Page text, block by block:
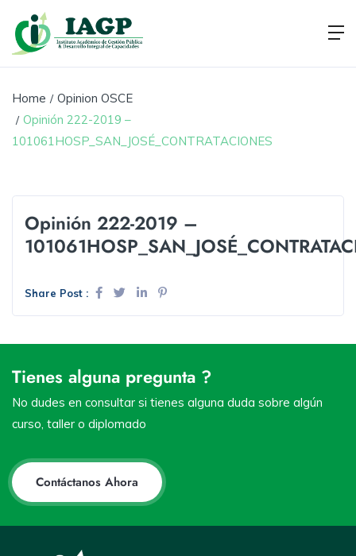
Home
Opinion OSCE
Opinión 222-2019 –
101061HOSP_SAN_JOSÉ_CONTRATACIONES
Opinión 222-2019 –
Share Post :
Tienes alguna pregunta ?
No dudes en consultar si tienes alguna duda sobre algún
curso, taller o diplomado
Contáctanos Ahora